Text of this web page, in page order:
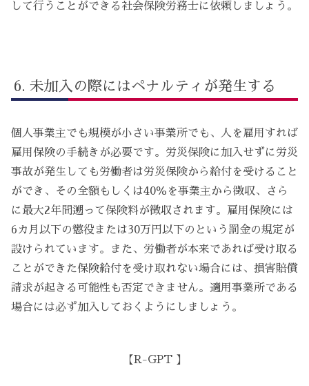
して行うことができる社会保険労務士に依頼しましょう。
未加入の際にはペナルティが発生する
個人事業主でも規模が小さい事業所でも、人を雇用すれば
雇用保険の手続きが必要です。労災保険に加入せずに労災
事故が発生しても労働者は労災保険から給付を受けること
ができ、その全額もしくは40％を事業主から徴収、さら
に最大2年間遡って保険料が徴収されます。雇用保険には
6カ月以下の懲役または30万円以下のという罰金の規定が
設けられています。また、労働者が本来であれば受け取る
ことができた保険給付を受け取れない場合には、損害賠償
請求が起きる可能性も否定できません。適用事業所である
場合には必ず加入しておくようにしましょう。
【R-GPT 】